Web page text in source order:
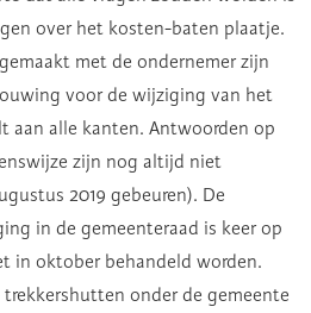
over het kosten-baten plaatje.
met de ondernemer zijn
voor de wijziging van het
aan alle kanten. Antwoorden op
zijn nog altijd niet
2019 gebeuren). De
in de gemeenteraad is keer op
in oktober behandeld worden.
onder de gemeente